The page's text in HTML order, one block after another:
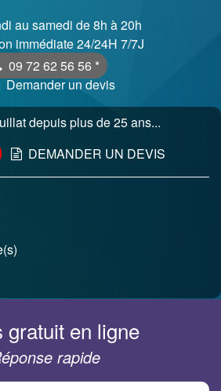
au samedi de 8h à 20h
immédiate 24/24H 7/7J
09 72 62 56 56 *
Demander un devis
depuis plus de 25 ans...
DEMANDER UN DEVIS
gratuit en ligne
rapide